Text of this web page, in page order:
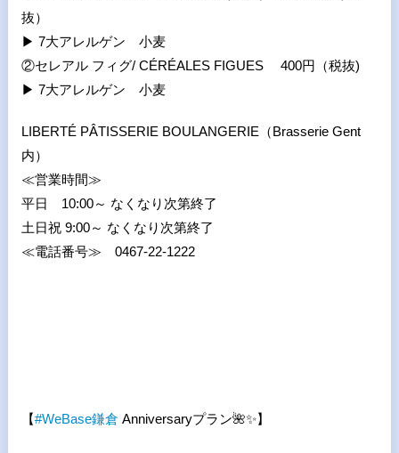
抜）
▶ 7大アレルゲン 小麦
②セレアル フィグ/ CÉRÉALES FIGUES 400円（税抜)
▶ 7大アレルゲン 小麦
LIBERTÉ PÂTISSERIE BOULANGERIE（Brasserie Gent
内）
≪営業時間≫
平日 10:00～ なくなり次第終了
土日祝 9:00～ なくなり次第終了
≪電話番号≫ 0467-22-1222
【#WeBase鎌倉 Anniversaryプラン🌺✨】